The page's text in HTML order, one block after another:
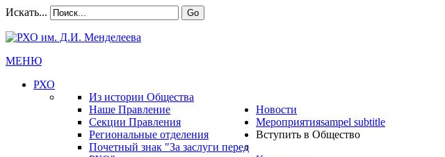
Искать... Go
МЕНЮ
РХО
Из истории Общества
Наше Правление
Секции Правления
Региональные отделения
Почетный знак "За заслуги перед
Новости
Мероприятияsampel subtitle
Вступить в Общество